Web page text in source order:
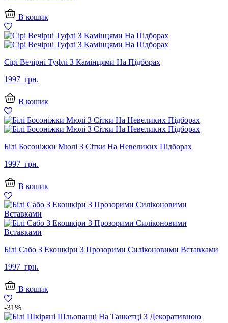
грн..
В кошик
Сірі Вечірні Туфлі З Камінцями На Підборах
1997 грн.
В кошик
Білі Босоніжки Мюлі З Сітки На Невеликих Підборах
1997 грн.
В кошик
Білі Сабо З Екошкіри З Прозорими Силіконовими Вставками
1997 грн.
В кошик
-31%